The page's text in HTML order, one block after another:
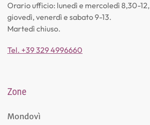
Orario ufficio: lunedì e mercoledì 8,30-12,
giovedì, venerdì e sabato 9-13.
Martedì chiuso.
Tel. +39 329 4996660
Zone
Mondovì